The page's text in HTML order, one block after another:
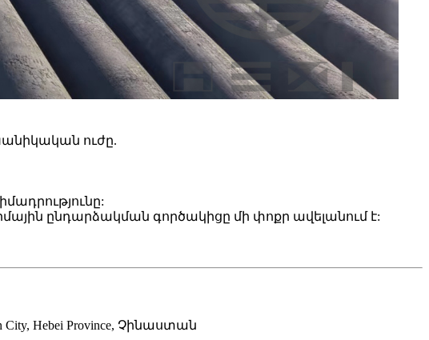
ուժը.
ընդարձակման գործակիցը մի փոքր ավելանում է:
City, Hebei Province, Չինաստան